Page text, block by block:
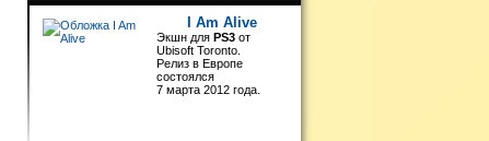
I Am Alive
Экшн для PS3 от
Ubisoft Toronto.
Релиз в Европе
состоялся
7 марта 2012 года.